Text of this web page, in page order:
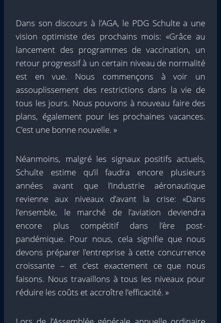
Dans son discours à l’AGA, le PDG Schulte a une
vision optimiste des prochains mois: «Grâce au
lancement des programmes de vaccination, un
retour progressif à un certain niveau de normalité
est en vue. Nous commençons à voir un
assouplissement des restrictions dans la vie de
tous les jours. Nous pouvons à nouveau faire des
plans, également pour les prochaines vacances.
C’est une bonne nouvelle. »
Néanmoins, malgré les signaux positifs actuels,
Schulte estime qu’il faudra encore plusieurs
années avant que l’industrie aéronautique
revienne aux niveaux d’avant la crise: «Dans
l’ensemble, le marché de l’aviation deviendra
encore plus compétitif dans l’ère post-
pandémique. Pour nous, cela signifie que nous
devons préparer l’entreprise à cette concurrence
croissante – et c’est exactement ce que nous
faisons. Nous travaillons à tous les niveaux pour
réduire les coûts et accroître l’efficacité. »